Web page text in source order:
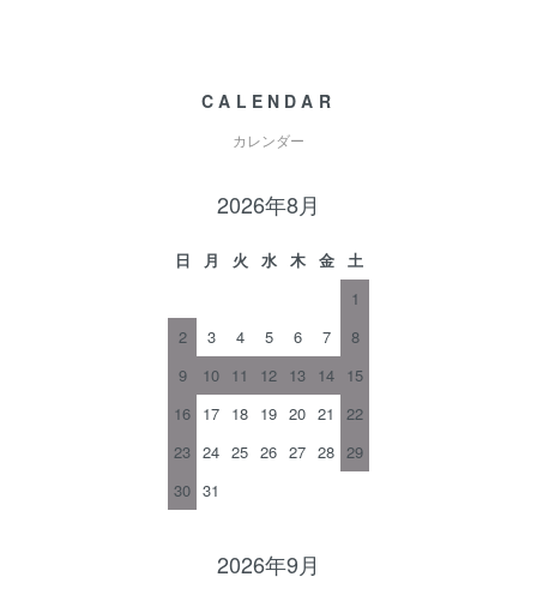
CALENDAR
カレンダー
2026年8月
日 月 火 水 木 金
土
1
2
3 4 5 6 7
8
9
10 11 12 13 14 15
16 17 18 19 20 21
22
23 24 25 26 27 28 29
30 31
2026年9月